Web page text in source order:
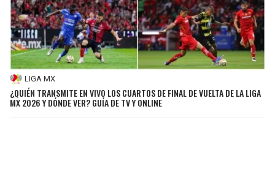
LIGA MX
¿QUIÉN TRANSMITE EN VIVO LOS CUARTOS DE FINAL DE VUELTA DE LA LIGA
MX 2026 Y DÓNDE VER? GUÍA DE TV Y ONLINE